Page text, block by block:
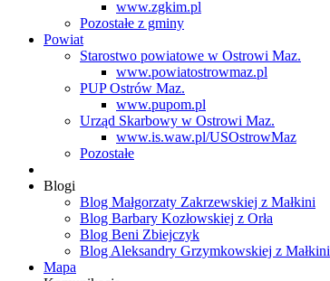
www.zgkim.pl
Pozostałe z gminy
Powiat
Starostwo powiatowe w Ostrowi Maz.
www.powiatostrowmaz.pl
PUP Ostrów Maz.
www.pupom.pl
Urząd Skarbowy w Ostrowi Maz.
www.is.waw.pl/USOstrowMaz
Pozostałe
Blogi
Blog Małgorzaty Zakrzewskiej z Małkini
Blog Barbary Kozłowskiej z Orła
Blog Beni Zbiejczyk
Blog Aleksandry Grzymkowskiej z Małkini
Mapa